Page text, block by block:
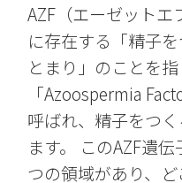
AZF（エーゼットエ
に存在する「精子
とまり」のことを
「Azoospermia
呼ばれ、精子をつ
ます。 このAZF遺
つの領域があり、